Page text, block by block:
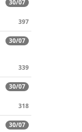
30/07
397
30/07
339
30/07
318
30/07